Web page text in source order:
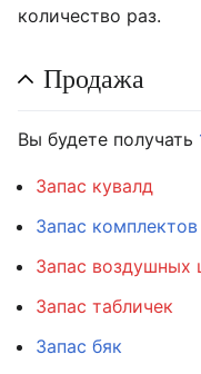
количество раз.
Продажа
Вы будете получать
Запас кувалд
Запас
Запас воздушных
Запас табличек
Запас бяк